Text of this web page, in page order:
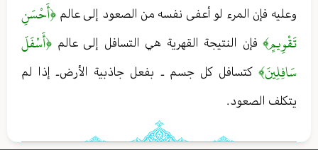
وعليه فإن المرء لو أعفى نفسه من الصعود إلى عالم ﴿أَحْسَنِ
تَقْوِيمٍ﴾ فإن النتيجة القهرية هي التسافل إلى عالم ﴿أَسْفَلَ
سَافِلِينَ﴾ كتسافل كل جسم ـ بفعل جاذبية الأرض ـ إذا لم
يتكلف الصعود .